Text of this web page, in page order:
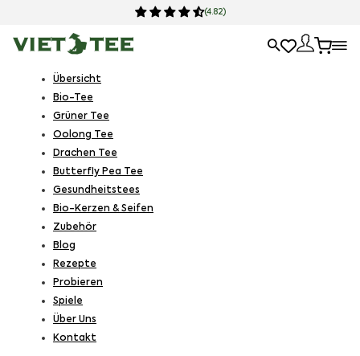
(4.82)
Übersicht
Bio-Tee
Grüner Tee
Oolong Tee
Drachen Tee
Butterfly Pea Tee
Gesundheitstees
Bio-Kerzen & Seifen
Zubehör
Blog
Rezepte
Probieren
Spiele
Über Uns
Kontakt